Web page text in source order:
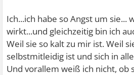
Ich...ich habe so Angst um sie...
wirkt...und gleichzeitig bin ich
Weil sie so kalt zu mir ist. Weil
selbstmitleidig ist und sich in
Und vorallem weiß ich nicht, ob